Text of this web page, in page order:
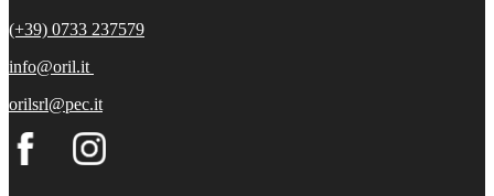
(+39) 0733 237579
info@oril.it
orilsrl@pec.it